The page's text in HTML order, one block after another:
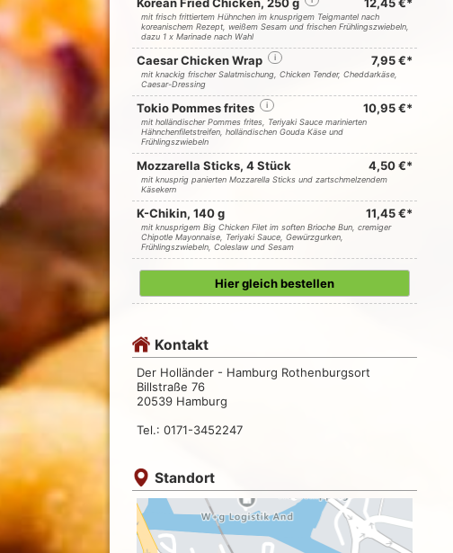
mit frisch frittiertem Hühnchen im knusprigem Teigmantel nach
koreanischem Rezept, weißem Sesam und frischen Frühlingszwiebeln,
dazu 1 x Marinade nach Wahl
Caesar Chicken Wrap i 7,95 €*
mit knackig frischer Salatmischung, Chicken Tender, Cheddarkäse,
Caesar-Dressing
Tokio Pommes frites i 10,95 €*
mit holländischer Pommes frites, Teriyaki Sauce marinierten
Hähnchenfiletstreifen, holländischen Gouda Käse und
Frühlingszwiebeln
Mozzarella Sticks, 4 Stück 4,50 €*
mit knusprig panierten Mozzarella Sticks und zartschmelzendem
Käsekern
K-Chikin, 140 g 11,45 €*
mit knusprigem Big Chicken Filet im soften Brioche Bun, cremiger
Chipotle Mayonnaise, Teriyaki Sauce, Gewürzgurken,
Frühlingszwiebeln, Coleslaw und Sesam
Hier gleich bestellen
Kontakt
Der Holländer - Hamburg Rothenburgsort
Billstraße 76
20539 Hamburg
Tel.: 0171-3452247
Standort